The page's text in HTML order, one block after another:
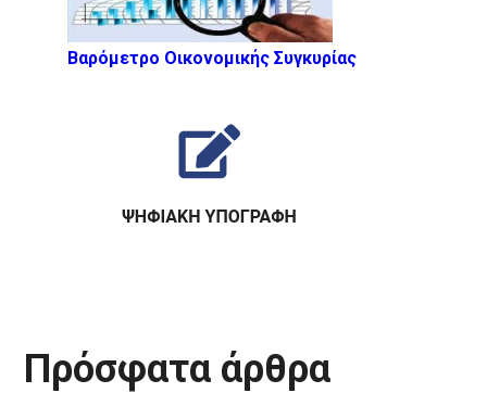
Βαρόμετρο Οικονομικής Συγκυρίας
Πρόσφατα άρθρα